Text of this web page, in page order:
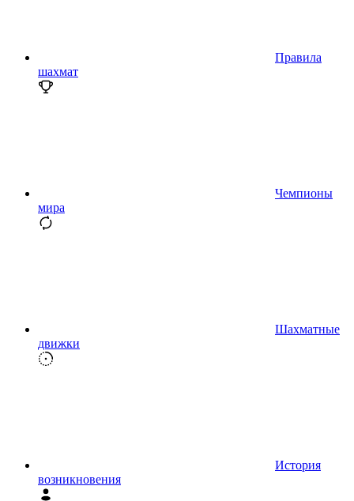
Правила
шахмат
Чемпионы
мира
Шахматные
движки
История
возникновения